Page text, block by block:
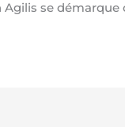
Agilis se démarque